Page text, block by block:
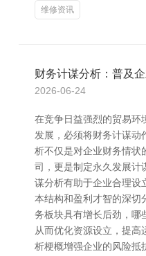
维修资讯
财务计谋分析：普及
2026-06-24
在竞争日益强烈的贸易环
发展，必须将财务计谋动
析不仅是对企业财务情状
司，更是制定永久发展计
谋分析有助于企业合理设
本结构和盈利才智的深切
务板块具有增长后劲，哪
从而优化资源设立，提高
析梗概增强企业的风险抵